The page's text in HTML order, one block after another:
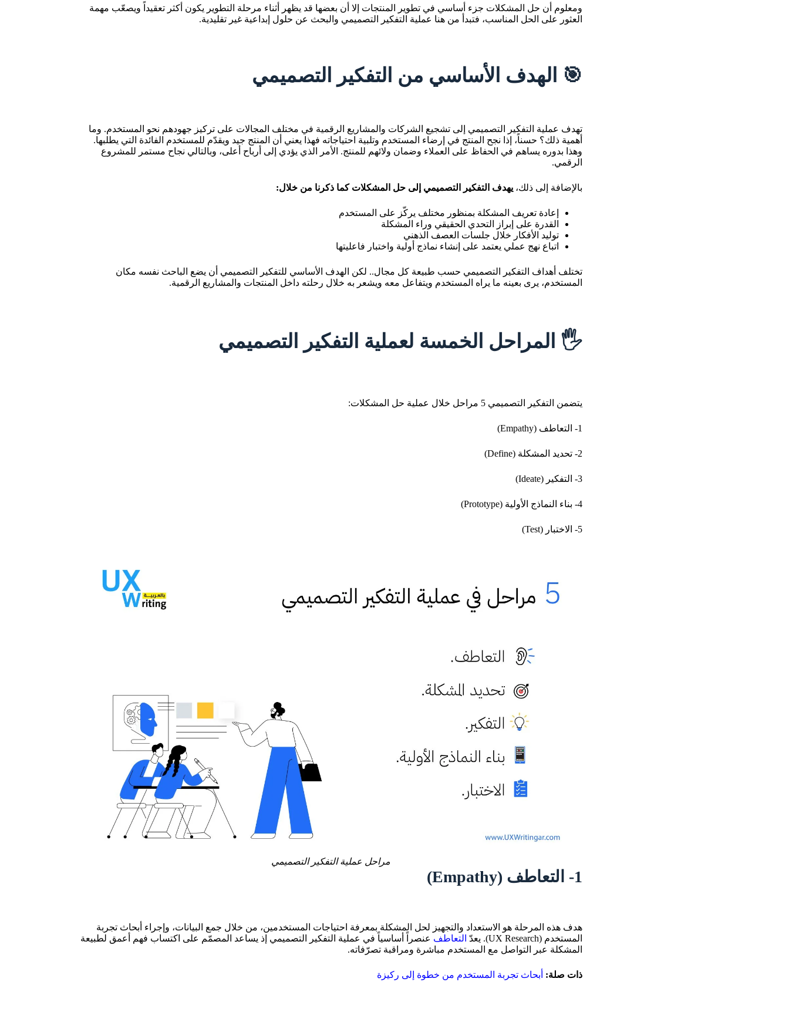
ومعلوم أن حل المشكلات جزء أساسي في تطوير المنتجات إلا أن بعضها قد يظهر أثناء مرحلة التطوير يكون أكثر تعقيداً ويصعّب مهمة
العثور على الحل المناسب، فتبدأ من هنا عملية التفكير التصميمي والبحث عن حلول إبداعية غير تقليدية.
🎯 الهدف الأساسي من التفكير التصميمي
تهدف عملية التفكير التصميمي إلى تشجيع الشركات والمشاريع الرقمية في مختلف المجالات على تركيز جهودهم نحو المستخدم. وما
أهمية ذلك؟ حسناً، إذا نجح المنتج في إرضاء المستخدم وتلبية احتياجاته فهذا يعني أن المنتج جيد ويقدّم للمستخدم الفائدة التي يطلبها.
وهذا بدوره يساهم في الحفاظ على العملاء وضمان ولائهم للمنتج. الأمر الذي يؤدي إلى أرباح أعلى، وبالتالي نجاح مستمر للمشروع
الرقمي.
بالإضافة إلى ذلك،يهدف التفكير التصميمي إلى حل المشكلات كما ذكرنا من خلال:
إعادة تعريف المشكلة بمنظور مختلف يركّز على المستخدم
القدرة على إبراز التحدي الحقيقي وراء المشكلة
توليد الأفكار خلال جلسات العصف الذهني
اتباع نهج عملي يعتمد على إنشاء نماذج أولية واختبار فاعليتها
تختلف أهداف التفكير التصميمي حسب طبيعة كل مجال.. لكن الهدف الأساسي للتفكير التصميمي أن يضع الباحث نفسه مكان
المستخدم، يرى بعينه ما يراه المستخدم ويتفاعل معه ويشعر به خلال رحلته داخل المنتجات والمشاريع الرقمية.
🖐️ المراحل الخمسة لعملية التفكير التصميمي
يتضمن التفكير التصميمي 5 مراحل خلال عملية حل المشكلات:
1- التعاطف (Empathy)
2- تحديد المشكلة (Define)
3- التفكير (Ideate)
4- بناء النماذج الأولية (Prototype)
5- الاختبار (Test)
مراحل عملية التفكير التصميمي
1- التعاطف (Empathy)
هدف هذه المرحلة هو الاستعداد والتجهيز لحل المشكلة بمعرفة احتياجات المستخدمين، من خلال جمع البيانات، وإجراء أبحاث تجربة
المستخدم (UX Research). يعدّ
التعاطف عنصراً أساسياً في عملية التفكير التصميمي إذ يساعد المصمّم على اكتساب فهم أعمق لطبيعة
المشكلة عبر التواصل مع المستخدم مباشرة ومراقبة تصرّفاته.
ذات صلة: أبحاث تجربة المستخدم من خطوة إلى ركيزة